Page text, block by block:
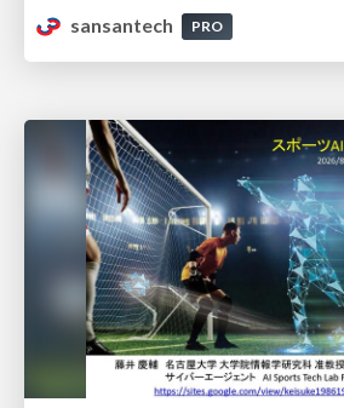
sansantech
PRO